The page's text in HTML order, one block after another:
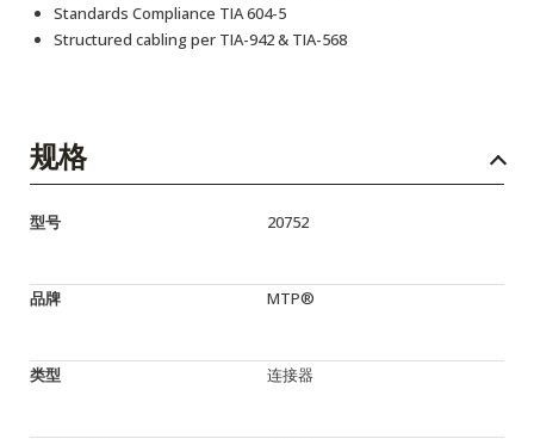
Standards Compliance TIA 604-5
Structured cabling per TIA-942 & TIA-568
规格
型号 20752
品牌 MTP®
类型 连接器